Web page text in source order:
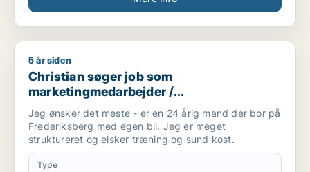
Christian søger job som marketingmedarbejder /
5 år siden
Christian søger job som
marketingmedarbejder /
forretningsudvikler / finansmedarbejder /
tjener
Jeg ønsker det meste - er en 24 årig mand der bor på
Frederiksberg med egen bil. Jeg er meget
struktureret og elsker træning og sund kost.
Type